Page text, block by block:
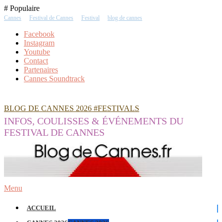
Skip
To
# Populaire
Cannes Festival de Cannes Festival blog de cannes
Facebook
Instagram
Youtube
Contact
Partenaires
Cannes Soundtrack
BLOG DE CANNES 2026 #FESTIVALS
INFOS, COULISSES & ÉVÉNEMENTS DU
FESTIVAL DE CANNES
Menu
ACCUEIL